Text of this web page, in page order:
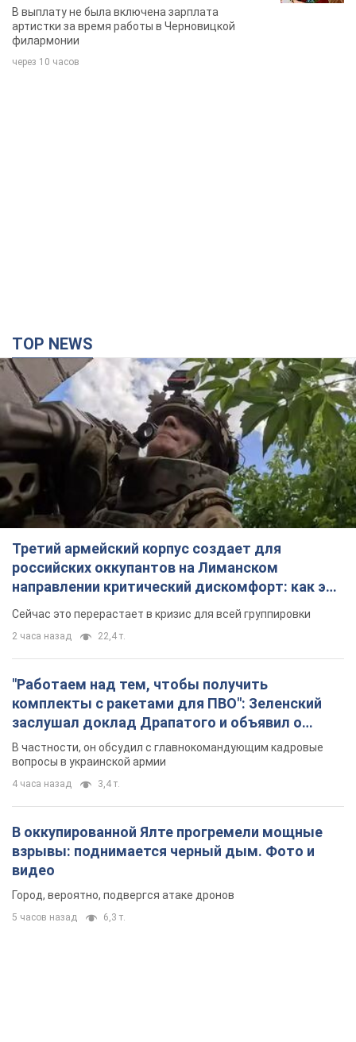
певица
В выплату не была включена зарплата
артистки за время работы в Черновицкой
филармонии
через 10 часов
TOP NEWS
Третий армейский корпус создает для
российских оккупантов на Лиманском
направлении критический дискомфорт: как это
удалось
Сейчас это перерастает в кризис для всей группировки
2 часа назад 22,4 т.
"Работаем над тем, чтобы получить
комплекты с ракетами для ПВО": Зеленский
заслушал доклад Драпатого и объявил о
новых мерах
В частности, он обсудил с главнокомандующим кадровые
вопросы в украинской армии
4 часа назад 3,4 т.
В оккупированной Ялте прогремели мощные
взрывы: поднимается черный дым. Фото и
видео
Город, вероятно, подвергся атаке дронов
5 часов назад 6,3 т.